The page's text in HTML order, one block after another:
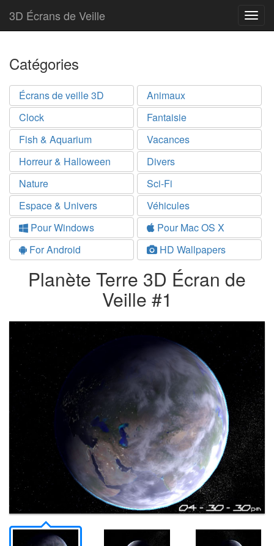
3D Écrans de Veille
Catégories
Écrans de veille 3D
Animaux
Clock
Fantaisie
Fish & Aquarium
Vacances
Horreur & Halloween
Divers
Nature
Sci-Fi
Espace & Univers
Véhicules
Pour Windows
Pour Mac OS X
For Android
HD Wallpapers
Planète Terre 3D Écran de
Veille #1